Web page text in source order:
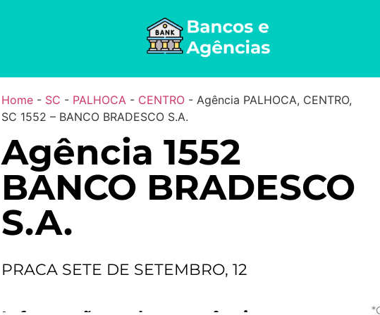
Home- SC - PALHOCA - CENTRO- Agência PALHOCA, CENTRO,
SC 1552 – BANCO BRADESCO S.A.
Agência 1552
BANCO BRADESCO
S.A.
PRACA SETE DE SETEMBRO, 12